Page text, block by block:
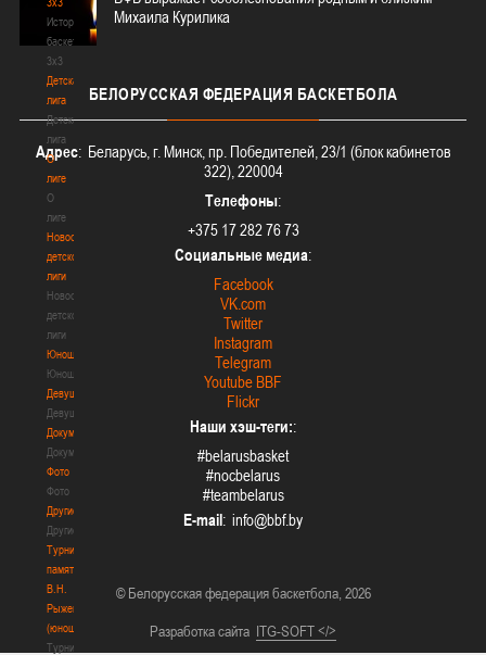
История
баскетбола
3х3
Детская
лига
Детская
лига
О
лиге
О
лиге
Новости
детской
лиги
Новости
детской
лиги
Юноши
Юноши
Девушки
Девушки
Документы
Документы
Фото
Фото
Другие
Другие
Турнир
памяти
В.Н.
Рыженкова
(юноши)
Турнир
Михаила Курилика
БЕЛОРУССКАЯ ФЕДЕРАЦИЯ БАСКЕТБОЛА
Адрес: Беларусь, г. Минск, пр. Победителей, 23/1 (блок кабинетов
322), 220004
Телефоны:
+375 17 282 76 73
Социальные медиа:
Facebook
VK.com
Twitter
Instagram
Telegram
Youtube BBF
Flickr
Наши хэш-теги::
#belarusbasket
#nocbelarus
#teambelarus
E-mail:
© Белорусская федерация баскетбола, 2026
Разработка сайта ITG-SOFT </>